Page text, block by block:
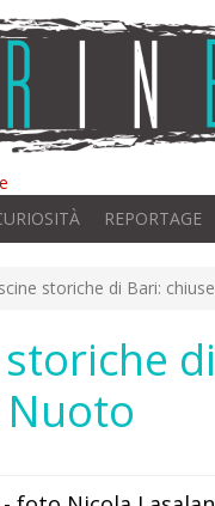
REPORTAGE
storiche di Bari: